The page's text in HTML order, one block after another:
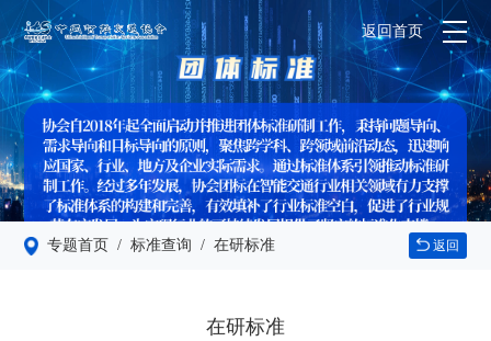
返回首页
专题首页 / 标准查询 / 在研标准 返回
在研标准